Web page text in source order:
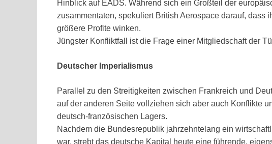
Hinblick auf EADS. Während sich ein Großteil der
zusammentaten, spekuliert British Aerospace darauf, dass
größere Profite winken.
Jüngster Konfliktfall ist die Frage einer Mitgliedschaft der
Deutscher Imperialismus
Parallel zu den Streitigkeiten zwischen Frankreich und
auf der anderen Seite vollziehen sich aber auch Konflikte
deutsch-französischen Lagers.
Nachdem die Bundesrepublik jahrzehntelang ein
war, strebt das deutsche Kapital heute eine führende,